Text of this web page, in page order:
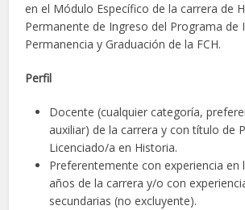
en el Módulo Específico de la carrera de
Permanente de Ingreso del Programa de
Permanencia y Graduación de la FCH.
Perfil
Docente (cualquier categoría,
auxiliar) de la carrera y con título de
Licenciado/a en Historia.
Preferentemente con experiencia en
años de la carrera y/o con
secundarias (no excluyente).